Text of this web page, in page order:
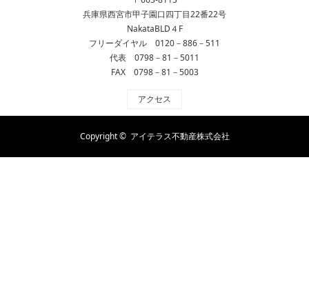
兵庫県西宮市甲子園口四丁目22番22号
NakataBLD４F
フリーダイヤル 0120－886－511
代表 0798－81－5011
FAX 0798－81－5003
アクセス
Copyright © アイテラス不動産株式会社